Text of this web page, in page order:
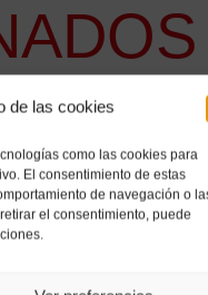
de las cookies
como las cookies para
El consentimiento de estas
de navegación o
el consentimiento, puede